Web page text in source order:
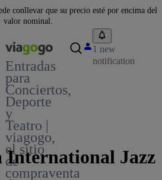
conllevar que su precio esté por encima del
valor nominal.
Entradas
para
Conciertos,
Deporte
y
Teatro |
viagogo,
el sitio
de
compraventa
1 new
notification
International Jazz